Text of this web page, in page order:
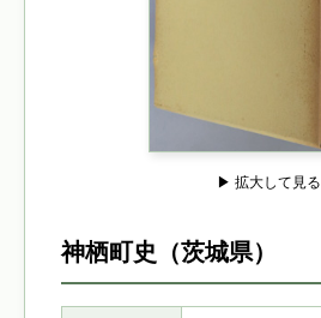
▶ 拡大して見る
神栖町史（茨城県）